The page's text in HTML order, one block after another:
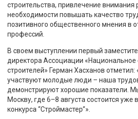
строительства, привлечение внимания
необходимости повышать качество
позитивного общественного мнения в
профессий.
В своем выступлении первый
директора Ассоциации
строителей» Герман Хасханов отметил:
участвуют молодые люди – наша
демонстрируют хорошие показатели.
Москву, где 6–8 августа состоится уже
конкурса “Строймастер”».